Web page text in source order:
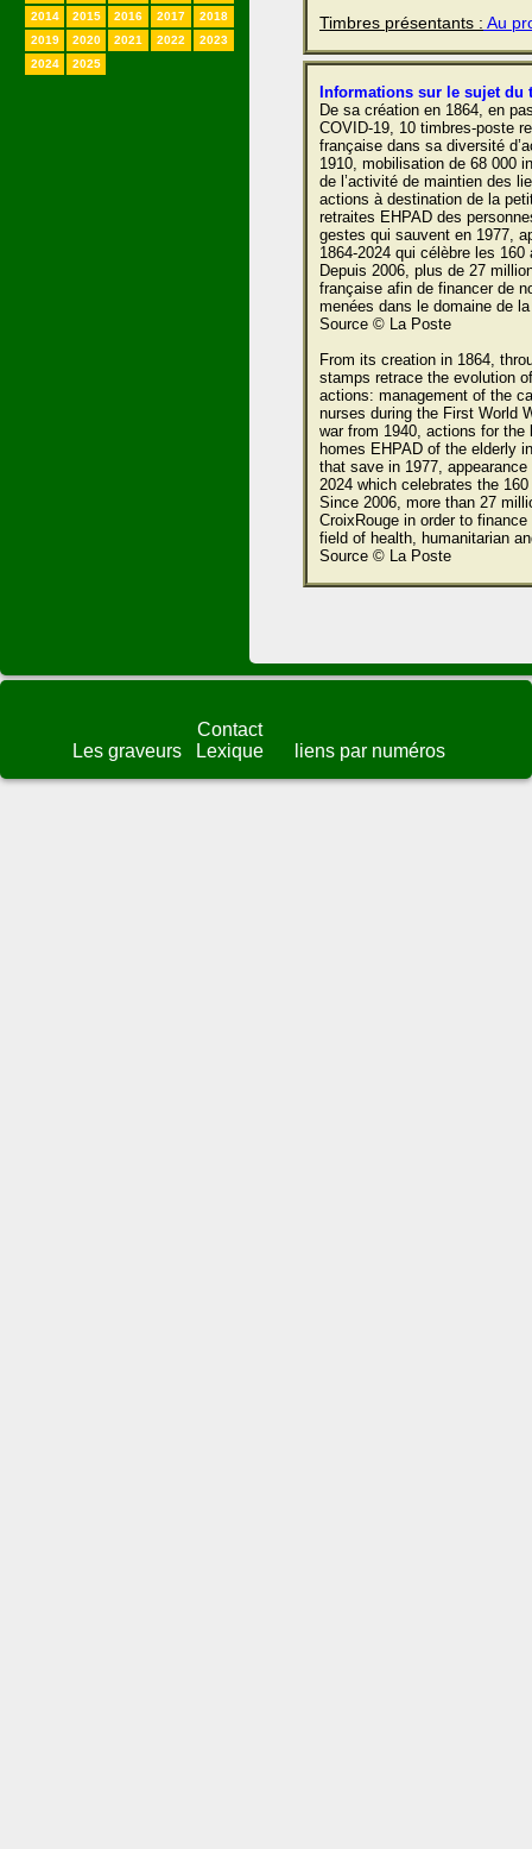
2014
2015 2016 2017
2018
2019
2020 2021 2022
2023
2024
2025
Timbres présentants : Au
Informations sur le sujet du
De sa création en 1864, en
COVID-19, 10 timbres-poste
française dans sa diversité
1910, mobilisation de 68 000
de l’activité de maintien des
actions à destination de la
retraites EHPAD des
gestes qui sauvent en 1977,
1864-2024 qui célèbre les
Depuis 2006, plus de 27
française afin de financer de
menées dans le domaine de
Source © La Poste
From its creation in 1864,
stamps retrace the evolution
actions: management of the
nurses during the First World
war from 1940, actions for the
homes EHPAD of the elderly
that save in 1977,
2024 which celebrates the
Since 2006, more than 27
CroixRouge in order to
field of health, humanitarian
Source © La Poste
Les graveurs
Contact
Lexique
liens par numéros